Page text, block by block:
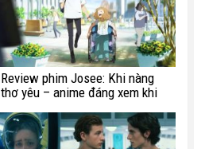
Review phim Josee: Khi nàng
thơ yêu – anime đáng xem khi